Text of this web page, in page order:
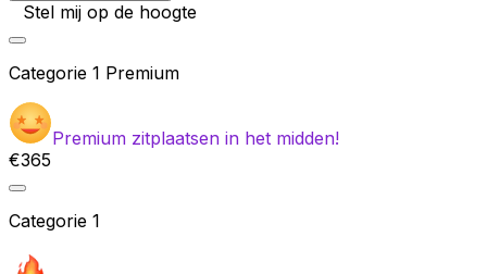
Stel mij op de hoogte
Categorie 1 Premium
Premium zitplaatsen in het midden!
€365
Categorie 1